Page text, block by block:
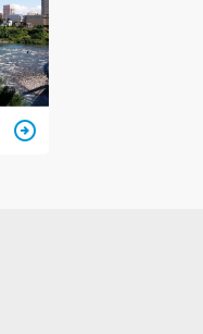
arrow_circle_right